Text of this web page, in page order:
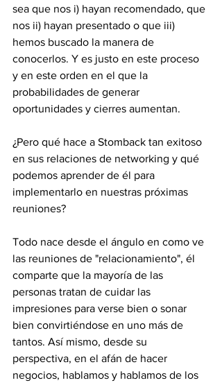
sea que nos i) hayan recomendado, que
nos ii) hayan presentado o que iii)
hemos buscado la manera de
conocerlos. Y es justo en este proceso
y en este orden en el que la
probabilidades de generar
oportunidades y cierres aumentan.
¿Pero qué hace a Stomback tan exitoso
en sus relaciones de networking y qué
podemos aprender de él para
implementarlo en nuestras próximas
reuniones?
Todo nace desde el ángulo en como ve
las reuniones de "relacionamiento", él
comparte que la mayoría de las
personas tratan de cuidar las
impresiones para verse bien o sonar
bien convirtiéndose en uno más de
tantos. Así mismo, desde su
perspectiva, en el afán de hacer
negocios, hablamos y hablamos de los